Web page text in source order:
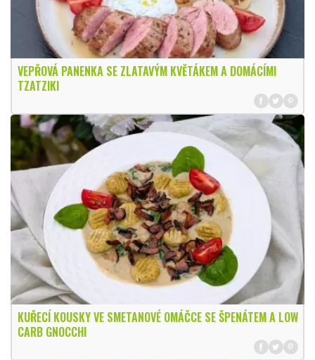
VEPŘOVÁ PANENKA SE ZLATAVÝM KVĚTÁKEM A DOMÁCÍMI
TZATZIKI
KUŘECÍ KOUSKY VE SMETANOVÉ OMÁČCE SE ŠPENÁTEM A LOW
CARB GNOCCHI